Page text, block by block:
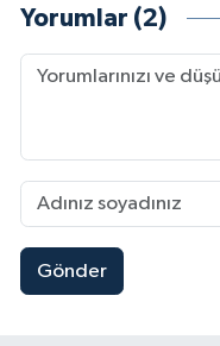
Yorumlar (2)
Gönder